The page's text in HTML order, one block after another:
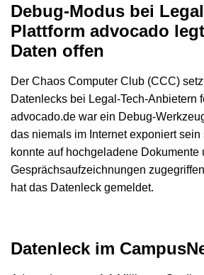
Debug-Modus bei
Plattform advocado
Daten offen
Der Chaos Computer Club (CCC)
Datenlecks bei Legal-Tech-Anbietern
advocado.de war ein Debug-
das niemals im Internet exponiert
konnte auf hochgeladene Dokumente
Gesprächsaufzeichnungen
hat das Datenleck gemeldet.
Datenleck im